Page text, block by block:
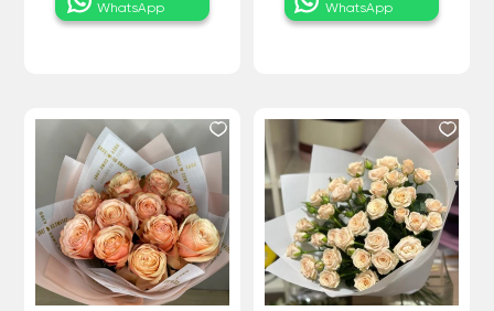
WhatsApp
WhatsApp